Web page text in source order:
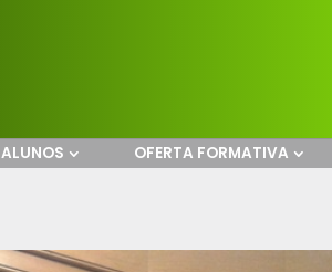
ALUNOS OFERTA FORMATIVA